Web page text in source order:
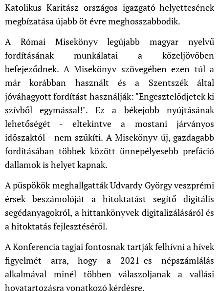
Katolikus Karitász országos igazgató-helyettesének
megbízatása újabb öt évre meghosszabbodik.
A Római Misekönyv legújabb magyar nyelvű
fordításának munkálatai a közeljövőben
befejeződnek. A Misekönyv szövegében ezen túl a
már korábban használt és a Szentszék által
jóváhagyott fordítást használják: "Engesztelődjetek ki
szívből egymással!". Ez a békejobb nyújtásának
lehetőségét - eltekintve a mostani járványos
időszaktól - nem szűkíti. A Misekönyv új, gazdagabb
fordításában többek között ünnepélyesebb prefáció
dallamok is helyet kapnak.
A püspökök meghallgatták Udvardy György veszprémi
érsek beszámolóját a hitoktatást segítő digitális
segédanyagokról, a hittankönyvek digitalizálásáról és
a hitoktatás fejlesztéséről.
A Konferencia tagjai fontosnak tartják felhívni a hívek
figyelmét arra, hogy a 2021-es népszámlálás
alkalmával minél többen válaszoljanak a vallási
hovatartozásra vonatkozó kérdésre.